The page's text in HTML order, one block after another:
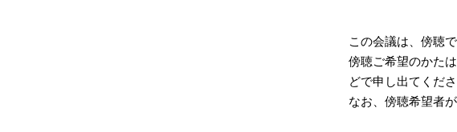
この会議は、傍聴
傍聴ご希望のかた
どで申し出てくださ
なお、傍聴希望者